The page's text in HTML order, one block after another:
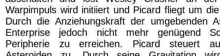
Warpimpuls wird initiiert und Picard fliegt um
Durch die Anziehungskraft der umgebenden
Enterprise jedoch nicht mehr genügend
Peripherie zu erreichen. Picard steuert